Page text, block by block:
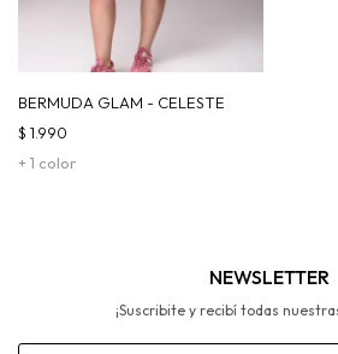
BERMUDA GLAM - CELESTE
+ 1 color
$ 1.990
NEWSLETTER
¡Suscribite y recibí todas